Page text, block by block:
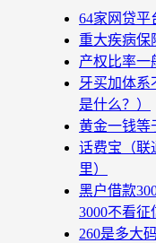
64家网贷平
重大疾病保
产权比率一
牙买加体系
是什么？）
黄金一钱等
话费宝（联
里）
黑户借款
3000不看征
260是多大